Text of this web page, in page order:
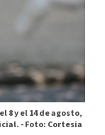
8 y el 14 de agosto,
-Foto: Cortesia